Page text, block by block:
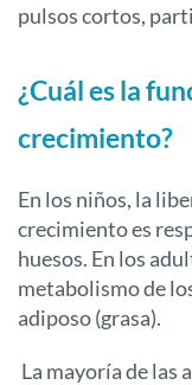
pulsos cortos,
¿Cuál es la
crecimiento?
En los niños, la
crecimiento es
huesos. En los
metabolismo de
adiposo (grasa).
La mayoría de las